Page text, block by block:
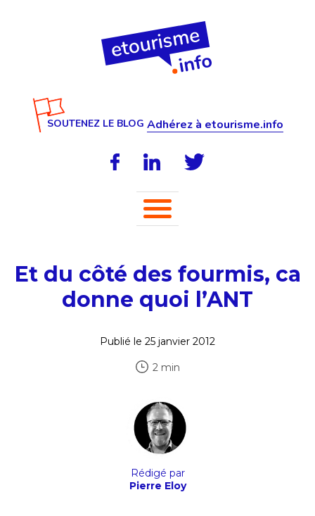
SOUTENEZ LE BLOG Adhérez à etourisme.info
Et du côté des fourmis, ca
donne quoi l’ANT
Publié le 25 janvier 2012
2 min
Rédigé par
Pierre Eloy